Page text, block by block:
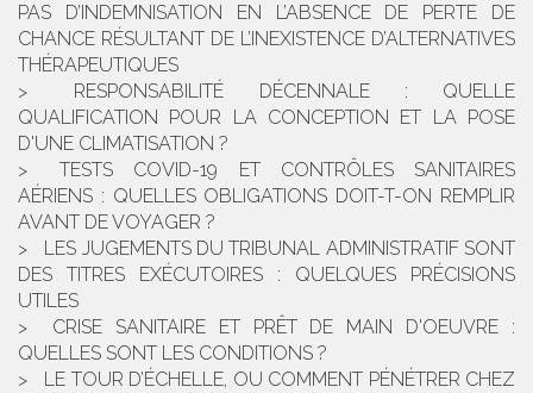
PAS D’INDEMNISATION EN L’ABSENCE DE PERTE DE
CHANCE RÉSULTANT DE L’INEXISTENCE D’ALTERNATIVES
THÉRAPEUTIQUES
RESPONSABILITÉ DÉCENNALE : QUELLE
QUALIFICATION POUR LA CONCEPTION ET LA POSE
D'UNE CLIMATISATION ?
TESTS COVID-19 ET CONTRÔLES SANITAIRES
AÉRIENS : QUELLES OBLIGATIONS DOIT-T-ON REMPLIR
AVANT DE VOYAGER ?
LES JUGEMENTS DU TRIBUNAL ADMINISTRATIF SONT
DES TITRES EXÉCUTOIRES : QUELQUES PRÉCISIONS
UTILES
CRISE SANITAIRE ET PRÊT DE MAIN D'OEUVRE :
QUELLES SONT LES CONDITIONS ?
LE TOUR D’ÉCHELLE, OU COMMENT PÉNÉTRER CHEZ